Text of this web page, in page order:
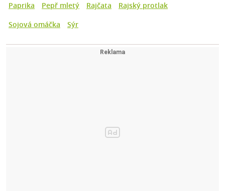
Paprika
Pepř mletý Rajčata
Rajský protlak
Sojová omáčka
Sýr